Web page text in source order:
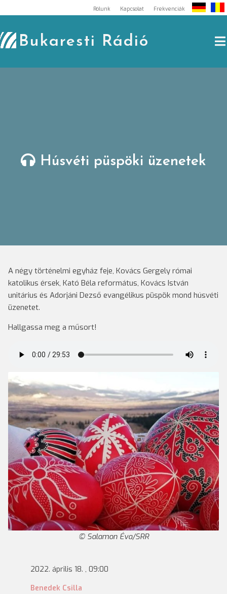
to
content
Rólunk Kapcsolat Frekvenciák
Bukaresti Rádió
Húsvéti püspöki üzenetek
A négy történelmi egyház feje, Kovács Gergely római
katolikus érsek, Kató Béla református, Kovács István
unitárius és Adorjáni Dezső evangélikus püspök mond húsvéti
üzenetet.
Hallgassa meg a műsort!
Salamon Éva/SRR
2022. április 18. , 09:00
Benedek Csilla